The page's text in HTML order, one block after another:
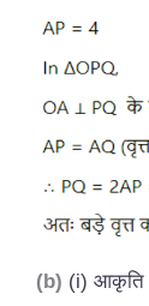
(b) (i) आकृति